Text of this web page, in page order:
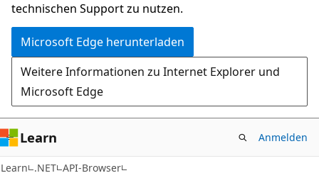
technischen Support zu nutzen.
Microsoft Edge herunterladen
Weitere Informationen zu Internet Explorer und
Microsoft Edge
Learn Anmelden
Learn .NET API-Browser